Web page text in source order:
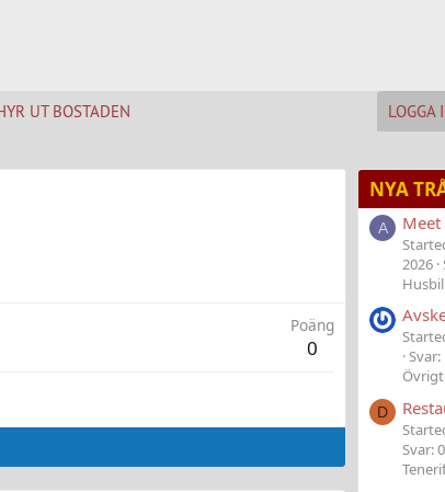
UT BOSTADEN LOGGA
Poäng
0
NYA
A
2026
Svar:
D
Svar: 0